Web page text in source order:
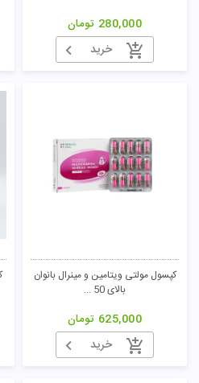
280,000 تومان
خرید
کپسول مولتی ویتامین و مینرال بانوان
بالای 50 ...
625,000 تومان
خرید